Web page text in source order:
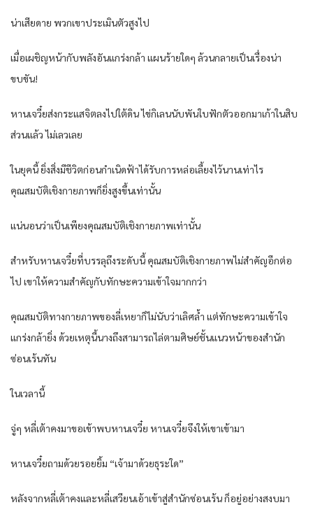
น่าเสียดาย พวกเขาประเมินตัวสูงไป
เมื่อเผชิญหน้ากับพลังอันแกร่งกล้า แผนร้ายใดๆ ล้วนกลายเป็นเรื่องน่า
ขบขัน!
หานเจวี๋ยส่งกระแสจิตลงไปใต้ดิน ไข่กิเลนนับพันใบฟักตัวออกมาเก้าในสิบ
ส่วนแล้ว ไม่เลวเลย
ในยุคนี้ ยิ่งสิ่งมีชีวิตก่อนกำเนิดฟ้าได้รับการหล่อเลี้ยงไว้นานเท่าไร
คุณสมบัติเชิงกายภาพก็ยิ่งสูงขึ้นเท่านั้น
แน่นอนว่าเป็นเพียงคุณสมบัติเชิงกายภาพเท่านั้น
สำหรับหานเจวี๋ยที่บรรลุถึงระดับนี้ คุณสมบัติเชิงกายภาพไม่สำคัญอีกต่อ
ไป เขาให้ความสำคัญกับทักษะความเข้าใจมากกว่า
คุณสมบัติทางกายภาพของลี่เหยาก็ไม่นับว่าเลิศล้ำ แต่ทักษะความเข้าใจ
แกร่งกล้ายิ่ง ด้วยเหตุนี้นางถึงสามารถไล่ตามศิษย์ชั้นแนวหน้าของสำนัก
ซ่อนเร้นทัน
ในเวลานี้
จู่ๆ หลี่เต้าคงมาขอเข้าพบหานเจวี๋ย หานเจวี๋ยจึงให้เขาเข้ามา
หานเจวี๋ยถามด้วยรอยยิ้ม “เจ้ามาด้วยธุระใด”
หลังจากหลี่เต้าคงและหลี่เสวียนเอ้าเข้าสู่สำนักซ่อนเร้น ก็อยู่อย่างสงบมา